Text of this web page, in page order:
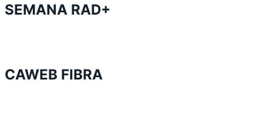
SEMANA RAD+
CAWEB FIBRA